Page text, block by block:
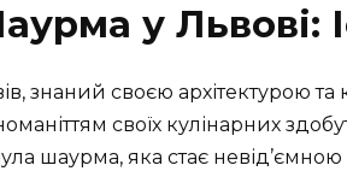
у Львові:
знаний своєю архітектурою
своїх кулінарних
шаурма, яка стає невід’ємною